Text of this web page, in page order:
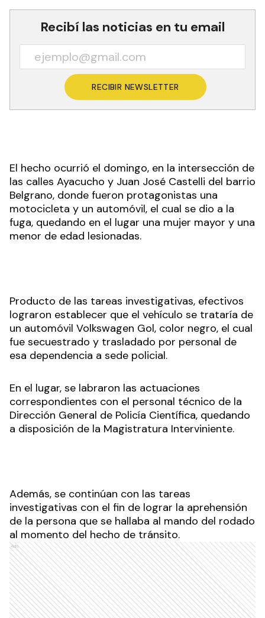
Recibí las noticias en tu email
RECIBIR NEWSLETTER
El hecho ocurrió el domingo, en la intersección de
las calles Ayacucho y Juan José Castelli del barrio
Belgrano, donde fueron protagonistas una
motocicleta y un automóvil, el cual se dio a la
fuga, quedando en el lugar una mujer mayor y una
menor de edad lesionadas.
Producto de las tareas investigativas, efectivos
lograron establecer que el vehículo se trataría de
un automóvil Volkswagen Gol, color negro, el cual
fue secuestrado y trasladado por personal de
esa dependencia a sede policial.
En el lugar, se labraron las actuaciones
correspondientes con el personal técnico de la
Dirección General de Policía Científica, quedando
a disposición de la Magistratura Interviniente.
Además, se continúan con las tareas
investigativas con el fin de lograr la aprehensión
de la persona que se hallaba al mando del rodado
al momento del hecho de tránsito.
Ads